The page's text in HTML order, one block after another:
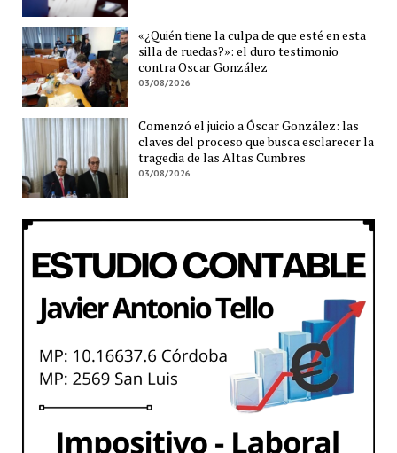
«¿Quién tiene la culpa de que esté en esta
silla de ruedas?»: el duro testimonio
contra Oscar González
03/08/2026
Comenzó el juicio a Óscar González: las
claves del proceso que busca esclarecer la
tragedia de las Altas Cumbres
03/08/2026